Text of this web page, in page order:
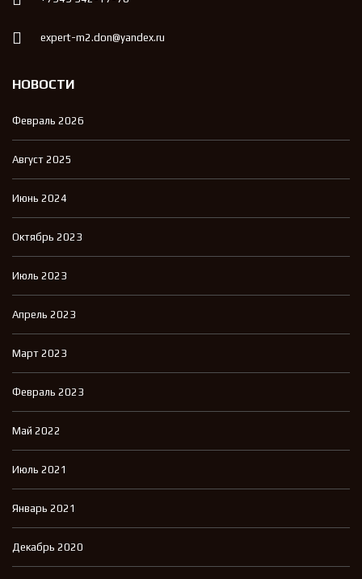
expert-m2.don@yandex.ru
НОВОСТИ
Февраль 2026
Август 2025
Июнь 2024
Октябрь 2023
Июль 2023
Апрель 2023
Март 2023
Февраль 2023
Май 2022
Июль 2021
Январь 2021
Декабрь 2020